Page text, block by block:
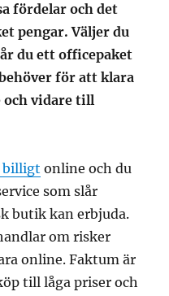
fördelar och det
pengar. Väljer du
du ett officepaket
för att klara
och vidare till
billigt online och du
som slår
butik kan erbjuda.
om risker
online. Faktum är
till låga priser och